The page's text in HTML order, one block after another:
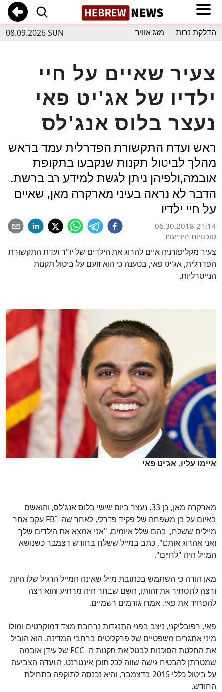
08.09.2026 SUN הדלקת נרות מזג אוויר
צעיר שאיים על חיי
ילדיו של אג'יט פאי
נעצר בלוס אנג'לס
ראש ועדת התקשורת הפדרלית עמד בראש
מהלך לביטול תקנות שנקבעו בתקופת
אובמה,ולפיהן ניתן לגשת למידע רב ברשת.
הדבר לא נראה בעיני מארקרה מאן, שאיים
על חיי ילדיו
06.30.2018 21:14
סוכנויות הידיעות
צעיר מקליפורניה איים להרוג את הילדים של יו"ר ועדת התקשורת
הפדרלית, אג'יט פאי, בטענה כי הוא זועם על ביטול תקנות
הנייטרליות.
איימו עליו. אג'יט פאי
מארקרה מאן, בן 33, נעצר ביום שישי בלוס אנג'לס, והואשם
באיום על בן משפחה של פקיד פדרלי, לאחר שה- FBI עקב אחר
מיילים ששלח, ובהם שלל איומים. "אני אמצא את הילדים שלך
ואני אהרוג אותם", כתב במייל ששלח בחודש דצמבר כשנושא
המייל היה "לחיים".
מאן הודה כי השתמש בכתובת מייל שאינה המייל הרגיל שלו היות
ורצה להסתיר את זהותו, השם שבחר היה מרתיע והוא רצה
להפחיד את פאי, אמרו גורמים רשמיים.
פאי, רפובליקני, ניצב בפני התנגדות נרחבת מצד דמוקרטים ומולו
מיני אתגרים משפטיים של פרקליטים ברחבי המדינה. הוא הוביל
את החלטת הסוכנות לבטל את תקנות ה- FCC של עידן אובמה
שמטרתן להבטיח גישה שווה לכל תוכן אינטרנט. הוועדה הצביעה
על ביטול כללי 2015 בדצמבר, והיא נכנסה לתוקפה בתחילת
החודש.